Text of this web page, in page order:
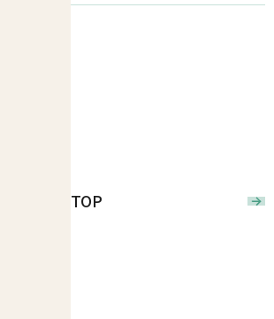
TOP